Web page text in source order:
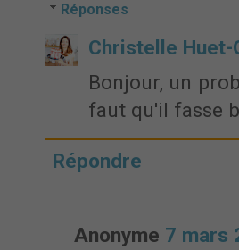
Réponses
Christelle Huet-
Bonjour, un
faut qu'il fasse
Répondre
Anonyme 7 mars